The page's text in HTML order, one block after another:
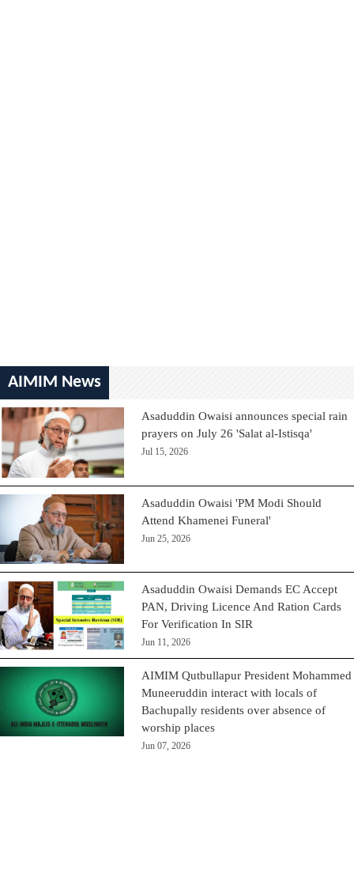
AIMIM News
Asaduddin Owaisi announces special rain
prayers on July 26 'Salat al-Istisqa'
Jul 15, 2026
Asaduddin Owaisi 'PM Modi Should
Attend Khamenei Funeral'
Jun 25, 2026
Asaduddin Owaisi Demands EC Accept
PAN, Driving Licence And Ration Cards
For Verification In SIR
Jun 11, 2026
AIMIM Qutbullapur President Mohammed
Muneeruddin interact with locals of
Bachupally residents over absence of
worship places
Jun 07, 2026